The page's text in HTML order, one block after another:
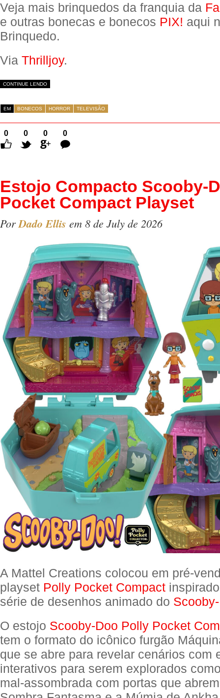
Veja mais brinquedos da franquia da
e outras bonecas e bonecos PIX! aqui
Brinquedo.
Via Thrilljoy.
CONTINUE LENDO
EM BONECOS HORROR TELEVISÃO
0 0 0
0
Comentários
Estojo Compacto Scooby-
Pocket Compact Playset
PorDado Ellis em 8 de July de 2026
A Mattel Creations colocou em pré-
playset Polly Pocket Compact
série de desenhos animado do
O estojo Scooby-Doo Polly Pocket
tem o formato do icônico furgão
que se abre para revelar cenários com
interativos para serem explorados
mal-assombrada com portas que